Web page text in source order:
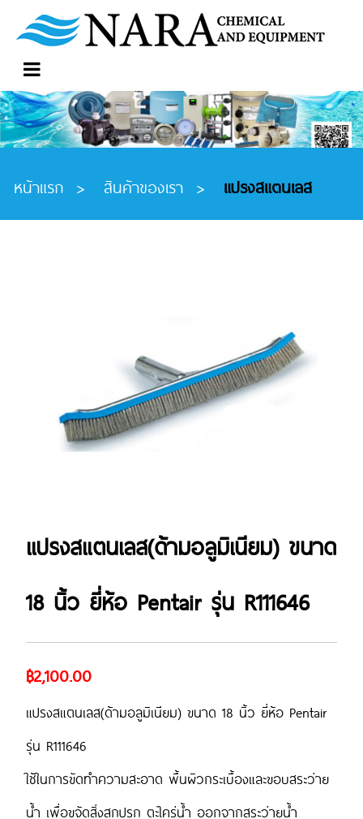
หน้าแรก > สินค้าของเรา > แปรงสแตนเลส
แปรงสแตนเลส(ด้ามอลูมิเนียม) ขนาด
18 นิ้ว ยี่ห้อ Pentair รุ่น R111646
฿2,100.00
แปรงสแตนเลส(ด้ามอลูมิเนียม) ขนาด 18 นิ้ว ยี่ห้อ Pentair
รุ่น R111646
ใช้ในการขัดทำความสะอาด พื้นผิวกระเบื้องและขอบสระว่าย
น้ำ เพื่อขจัดสิ่งสกปรก ตะไคร่น้ำ ออกจากสระว่ายน้ำ